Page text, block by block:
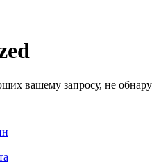
вашему запросу, не